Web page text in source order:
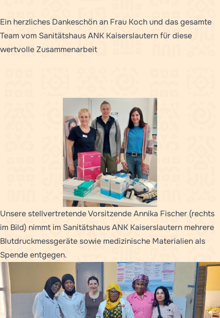
Ein herzliches Dankeschön an Frau Koch und das gesamte
Team vom Sanitätshaus ANK Kaiserslautern für diese
wertvolle Zusammenarbeit
Unsere stellvertretende Vorsitzende Annika Fischer (rechts
im Bild) nimmt im Sanitätshaus ANK Kaiserslautern mehrere
Blutdruckmessgeräte sowie medizinische Materialien als
Spende entgegen.